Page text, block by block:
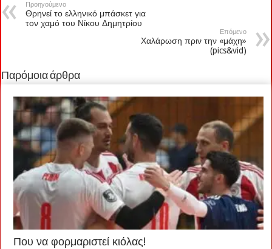
Προηγούμενο
Θρηνεί το ελληνικό μπάσκετ για
τον χαμό του Νίκου Δημητρίου
Επόμενο
Χαλάρωση πριν την «μάχη»
(pics&vid)
Παρόμοια άρθρα
Που να φορμαριστεί κιόλας!